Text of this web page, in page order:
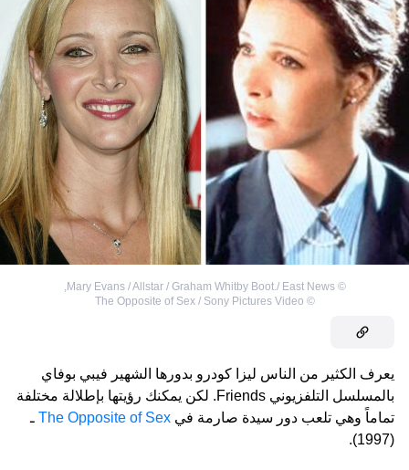
©
Mary Evans / Allstar / Graham Whitby Boot./ East News
©
The Opposite of Sex / Sony Pictures Video
يعرف الكثير من الناس ليزا كودرو بدورها الشهير فيبي بوفاي
بالمسلسل التلفزيوني Friends. لكن يمكنك رؤيتها بإطلالة مختلفة
تماماً وهي تلعب دور سيدة صارمة في The Opposite of Sex ـ
(1997).